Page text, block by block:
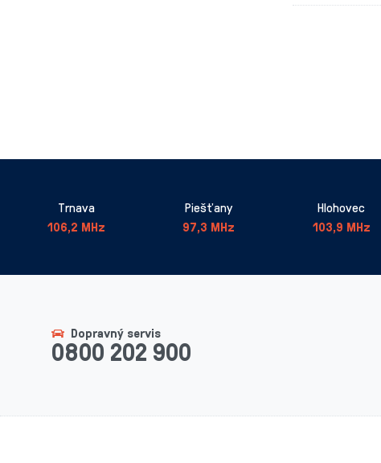
Trnava
106,2 MHz
Piešťany
97,3 MHz
Hlohovec
103,9 MHz
Dopravný servis
0800 202 900